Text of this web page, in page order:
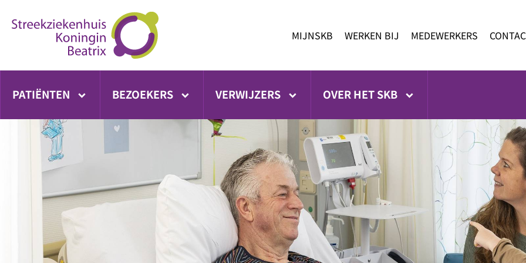
direct
MIJNSKB WERKEN BIJ MEDEWERKERS
PATIËNTEN BEZOEKERS VERWIJZERS OVER HET SKB